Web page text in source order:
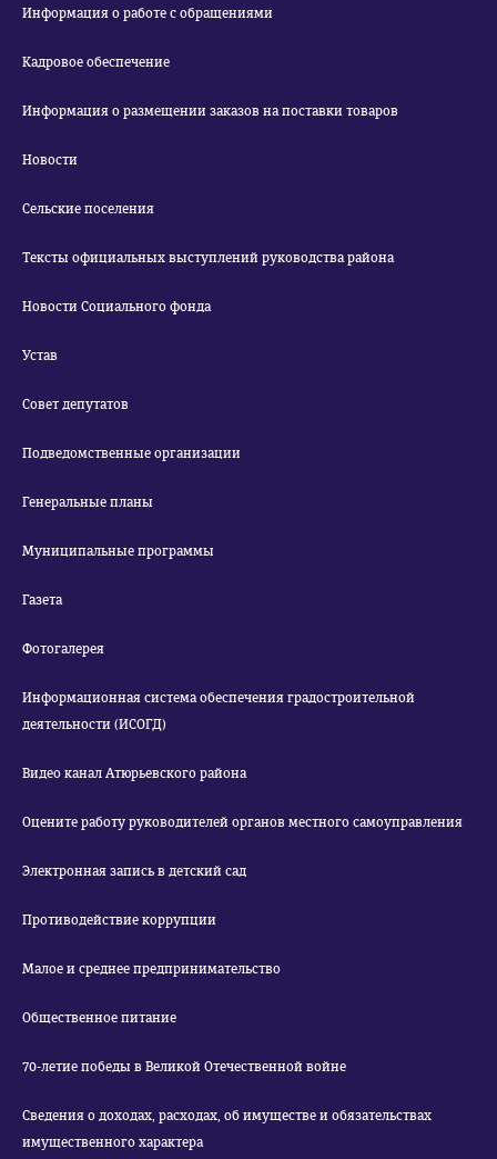
Информация о работе с обращениями
Кадровое обеспечение
Информация о размещении заказов на поставки товаров
Новости
Сельские поселения
Тексты официальных выступлений руководства района
Новости Социального фонда
Устав
Совет депутатов
Подведомственные организации
Генеральные планы
Муниципальные программы
Газета
Фотогалерея
Информационная система обеспечения градостроительной
деятельности (ИСОГД)
Видео канал Атюрьевского района
Оцените работу руководителей органов местного самоуправления
Электронная запись в детский сад
Противодействие коррупции
Малое и среднее предпринимательство
Общественное питание
70-летие победы в Великой Отечественной войне
Сведения о доходах, расходах, об имуществе и обязательствах
имущественного характера